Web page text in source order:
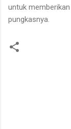
untuk
pungkasnya.